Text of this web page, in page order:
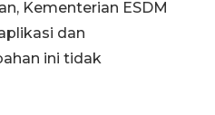
Kementerian ESDM
dan
ini tidak